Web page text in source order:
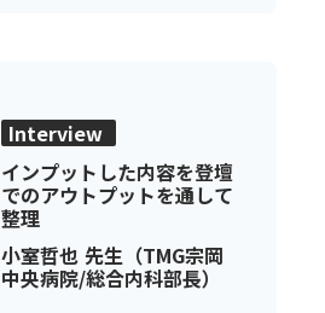
Interview
インプットした内容を登壇
でのアウトプットを通して
整理
小室哲也 先生（TMG宗岡
中央病院/総合内科部長）